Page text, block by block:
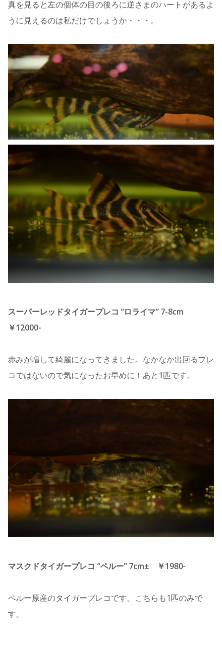
真を見ると左の個体の目の後ろに逆さまのハートがあるよ
うに見えるのは私だけでしょうか・・・。
スーパーレッドタイガープレコ “ロライマ” 7-8cm
￥12000-
赤みが増して綺麗になってきました。なかなか出回るプレ
コではないので気になったお早めに！あと1匹です。
マスクドタイガープレコ “ペルー” 7cm± ￥1980-
ペルー原産のタイガープレコです。こちらも1匹のみで
す。